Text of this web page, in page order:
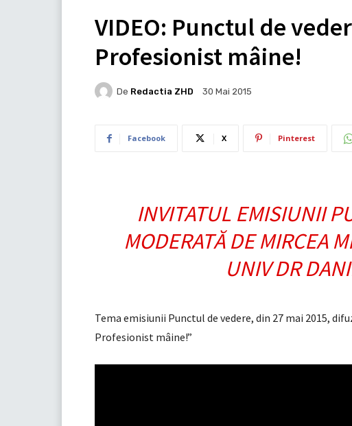
VIDEO: Punctul de
Profesionist mâine!
De Redactia ZHD 30 Mai 2015
Facebook X Pinterest
INVITATUL EMISIUNII
MODERATĂ DE MIRCEA
UNIV DR
Tema emisiunii Punctul de vedere, din 27 mai 2015,
Profesionist mâine!”